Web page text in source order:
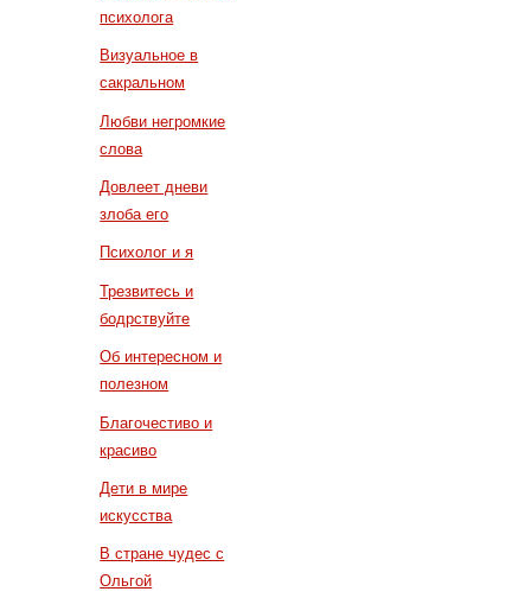
психолога
Визуальное в
сакральном
Любви негромкие
слова
Довлеет дневи
злоба его
Психолог и я
Трезвитесь и
бодрствуйте
Об интересном и
полезном
Благочестиво и
красиво
Дети в мире
искусства
В стране чудес с
Ольгой